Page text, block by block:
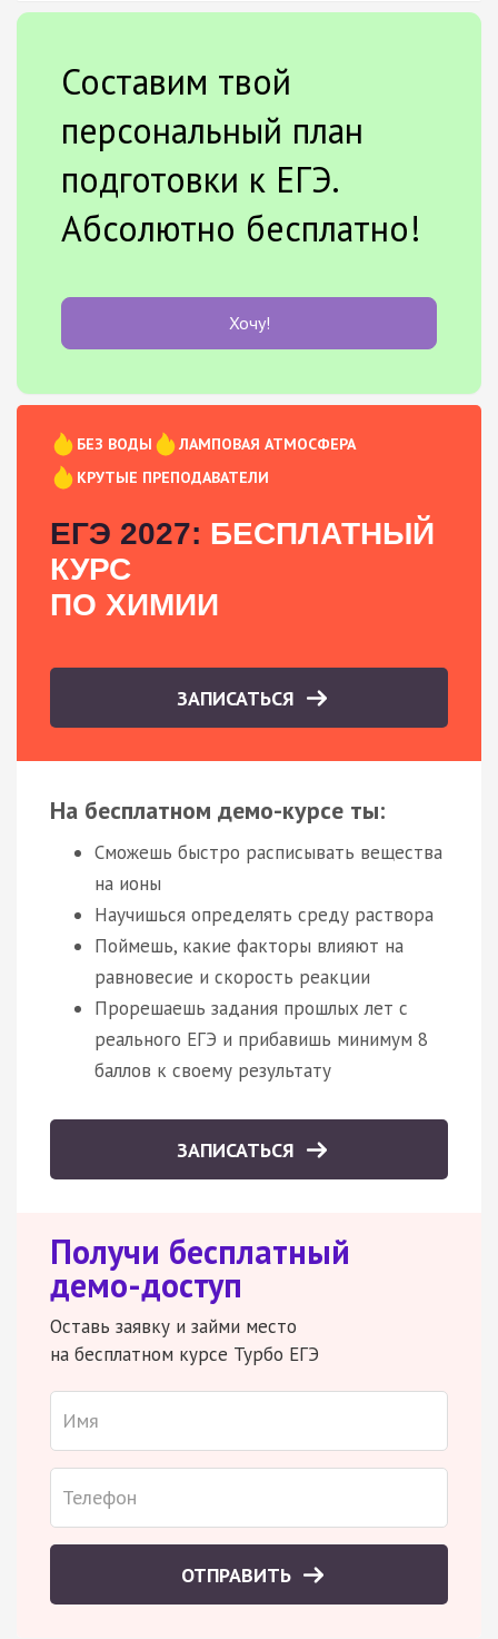
Составим твой
персональный план
подготовки к ЕГЭ.
Абсолютно бесплатно!
Хочу!
БЕЗ ВОДЫ
ЛАМПОВАЯ АТМОСФЕРА
КРУТЫЕ ПРЕПОДАВАТЕЛИ
ЕГЭ 2027: БЕСПЛАТНЫЙ
КУРС
ПО ХИМИИ
ЗАПИСАТЬСЯ
На бесплатном демо-курсе ты:
Сможешь быстро расписывать вещества
на ионы
Научишься определять среду раствора
Поймешь, какие факторы влияют на
равновесие и скорость реакции
Прорешаешь задания прошлых лет с
реального ЕГЭ и прибавишь минимум 8
баллов к своему результату
ЗАПИСАТЬСЯ
Получи бесплатный
демо-доступ
Оставь заявку и займи место
на бесплатном курсе Турбо ЕГЭ
ОТПРАВИТЬ